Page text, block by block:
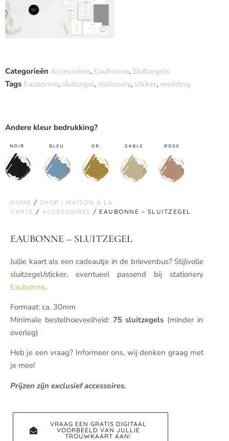
Categorieën Accessoires, Eaubonne, Sluitzegels
Tags Eaubonne, sluitzegel, stationery, sticker, wedding
Andere kleur bedrukking?
HOME / SHOP | MAISON À LA
CARTE / ACCESSOIRES / EAUBONNE – SLUITZEGEL
EAUBONNE – SLUITZEGEL
Jullie kaart als een cadeautje in de brievenbus? Stijlvolle
sluitzegel/sticker, eventueel passend bij stationery
Eaubonne.
Formaat: ca. 30mm
Minimale bestelhoeveelheid: 75 sluitzegels (minder in
overleg)
Heb je een vraag? Informeer ons, wij denken graag met
je mee!
Prijzen zijn exclusief accessoires.
VRAAG EEN GRATIS DIGITAAL
VOORBEELD VAN JULLIE
TROUWKAART AAN!